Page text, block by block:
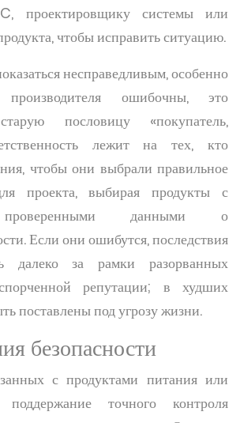
проектировщику системы или
чтобы исправить ситуацию.
несправедливым, особенно
ошибочны, это
пословицу «покупатель,
лежит на тех, кто
чтобы они выбрали правильное
проекта, выбирая продукты с
проверенными данными о
Если они ошибутся, последствия
далеко за рамки разорванных
репутации; в худших
поставлены под угрозу жизни.
безопасности
с продуктами питания или
поддержание точного контроля